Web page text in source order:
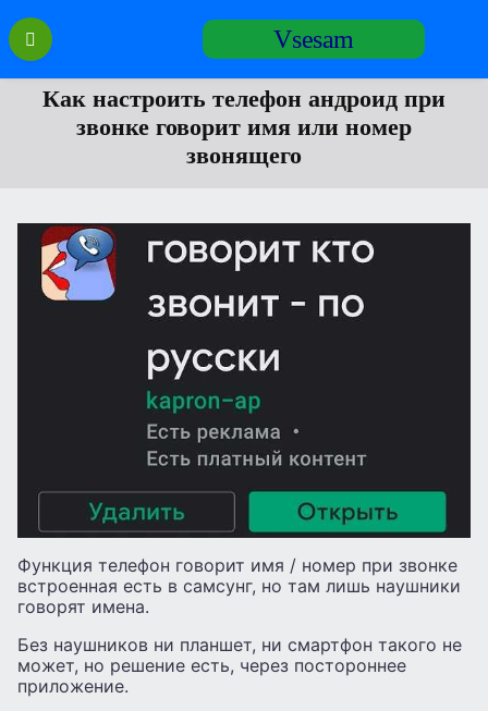
Перейти
содержанию
Vsesam
Как настроить телефон андроид при
звонке говорит имя или номер
звонящего
Функция телефон говорит имя / номер при звонке
встроенная есть в самсунг, но там лишь наушники
говорят имена.
Без наушников ни планшет, ни смартфон такого не
может, но решение есть, через постороннее
приложение.